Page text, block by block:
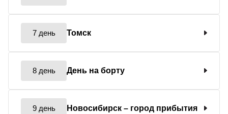
7 день Томск
8 день День на борту
9 день Новосибирск – город прибытия